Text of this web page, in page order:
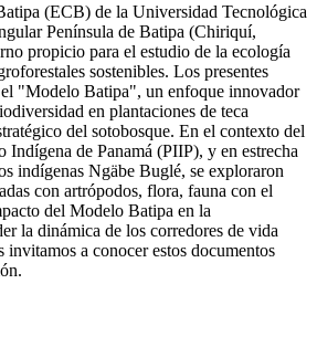
(ECB) de la Universidad Tecnológica
Península de Batipa (Chiriquí,
propicio para el estudio de la ecología
sostenibles. Los presentes
el "Modelo Batipa", un enfoque innovador
en plantaciones de teca
del sotobosque. En el contexto del
Indígena de Panamá (PIIP), y en estrecha
indígenas Ngäbe Buglé, se exploraron
con artrópodos, flora, fauna con el
del Modelo Batipa en la
la dinámica de los corredores de vida
invitamos a conocer estos documentos